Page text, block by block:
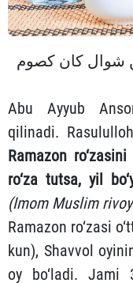
شوال كان كصوم
Abu Ayyub
qilinadi.
Ramazon
ro‘za tutsa, yil
(Imom Muslim
Ramazon ro‘zasi
kun), Shavvol
oy bo‘ladi.